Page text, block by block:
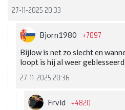
27-11-2025 20:33
Bjorn1980 +7097
Bijlow is net zo slecht en
loopt is hij al weer geblesseerd
27-11-2025 20:36
Frvld +4820